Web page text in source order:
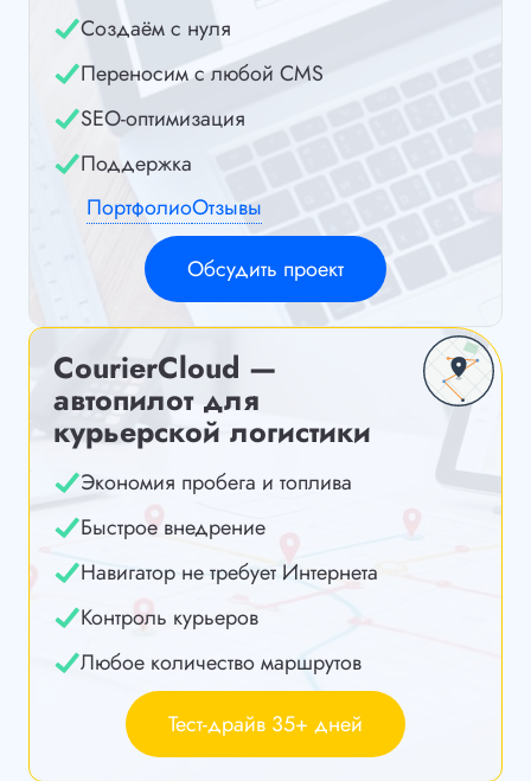
Создаём с нуля
Переносим с любой CMS
SEO-оптимизация
Поддержка
ПортфолиоОтзывы
Обсудить проект
CourierCloud —
автопилот для
курьерской логистики
Экономия пробега и топлива
Быстрое внедрение
Навигатор не требует Интернета
Контроль курьеров
Любое количество маршрутов
Тест-драйв 35+ дней